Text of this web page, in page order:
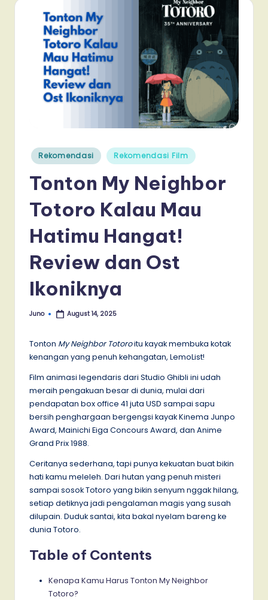
Posted
in
Rekomendasi Rekomendasi Film
Tonton My Neighbor
Totoro Kalau Mau
Hatimu Hangat!
Review dan Ost
Ikoniknya
Posted
Juno August 14, 2025
Tonton My Neighbor Totoroitu kayak membuka kotak
kenangan yang penuh kehangatan, LemoList!
Film animasi legendaris dari Studio Ghibli ini udah
meraih pengakuan besar di dunia, mulai dari
pendapatan box office 41 juta USD sampai sapu
bersih penghargaan bergengsi kayak Kinema Junpo
Award, Mainichi Eiga Concours Award, dan Anime
Grand Prix 1988.
Ceritanya sederhana, tapi punya kekuatan buat bikin
hati kamu meleleh. Dari hutan yang penuh misteri
sampai sosok Totoro yang bikin senyum nggak hilang,
setiap detiknya jadi pengalaman magis yang susah
dilupain. Duduk santai, kita bakal nyelam bareng ke
dunia Totoro.
Table of Contents
Kenapa Kamu Harus Tonton My Neighbor
Totoro?